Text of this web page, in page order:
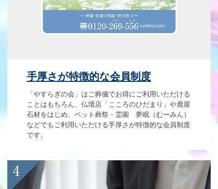
手厚さが特徴的な会員制度
「やすらぎの会」はご葬儀でお得にご利用いただける
ことはもちろん、仏壇店「こころのひだまり」や鹿屋
石材をはじめ、ペット葬祭・霊園 夢眠（むーみん）
などでもご利用いただける手厚さが特徴的な会員制度
です。